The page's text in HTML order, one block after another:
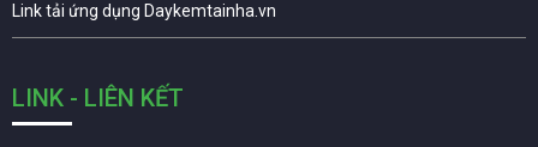
Link tải ứng dụng Daykemtainha.vn
LINK - LIÊN KẾT